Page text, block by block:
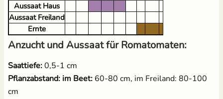
Aussaat Haus
Aussaat Freiland
Ernte
Anzucht und Aussaat für Romatomaten:
Saattiefe:0,5-1 cm
Pflanzabstand: im Beet: 60-80 cm, im Freiland: 80-100
cm